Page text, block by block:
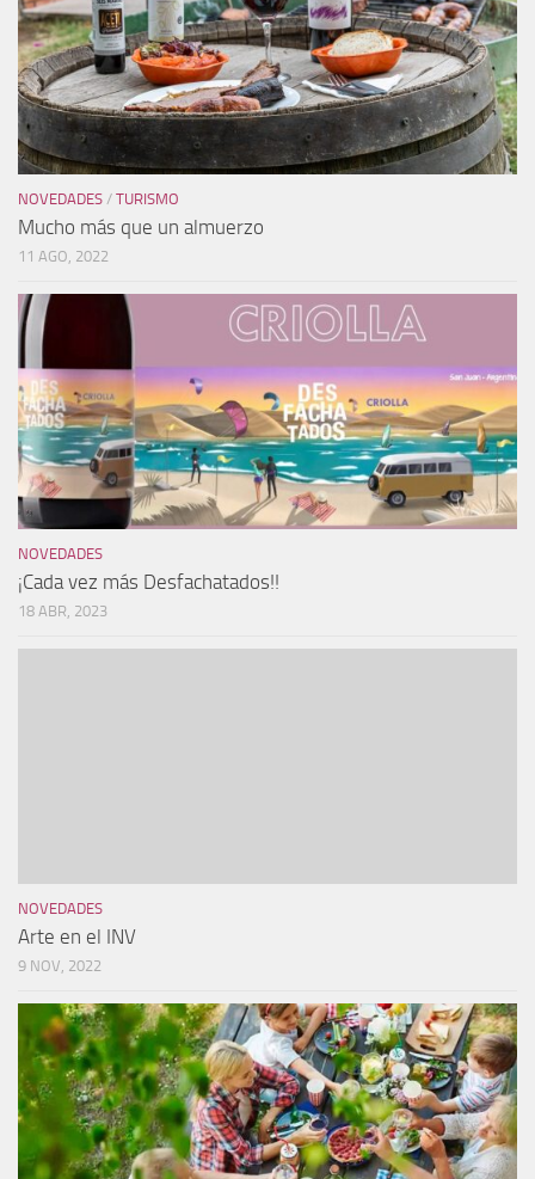
NOVEDADES / TURISMO
Mucho más que un almuerzo
11 AGO, 2022
NOVEDADES
¡Cada vez más Desfachatados!!
18 ABR, 2023
NOVEDADES
Arte en el INV
9 NOV, 2022